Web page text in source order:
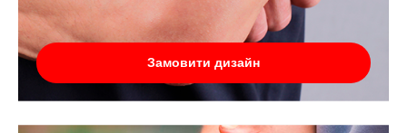
Замовити дизайн